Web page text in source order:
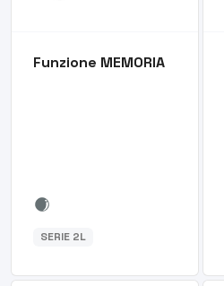
Funzione MEMORIA
SERIE 2L